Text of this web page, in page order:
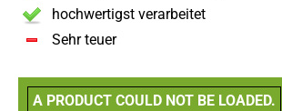
hochwertigst verarbeitet
Sehr teuer
A PRODUCT COULD NOT BE LOADED.